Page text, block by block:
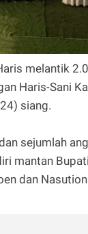
melantik
Haris-Sani
siang.
sejumlah
mantan
dan